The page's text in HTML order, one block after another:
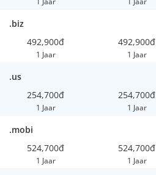
.biz
492,900đ
1 Jaar
492,900đ
1 Jaar
.us
254,700đ
1 Jaar
254,700đ
1 Jaar
.mobi
524,700đ
1 Jaar
524,700đ
1 Jaar